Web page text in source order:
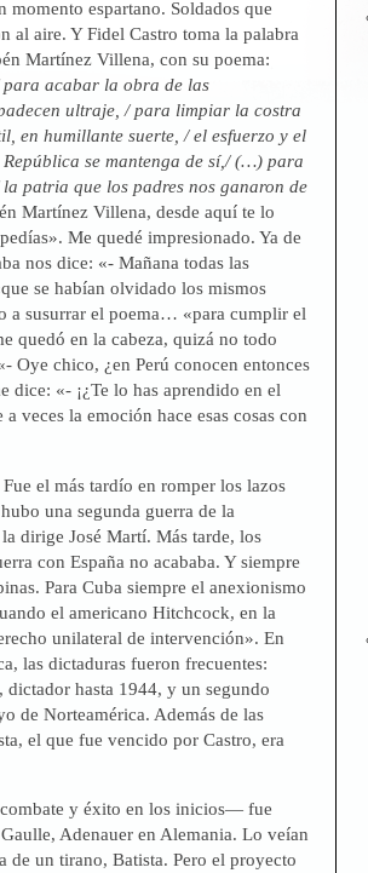
espartano. Soldados que
al aire. Y Fidel Castro toma la palabra
Martínez Villena, con su poema:
acabar la obra de las
ultraje, / para limpiar la costra
humillante suerte, / el esfuerzo y el
se mantenga de sí,/ (…) para
patria que los padres nos ganaron de
Martínez Villena, desde aquí te lo
Me quedé impresionado. Ya de
nos dice: «- Mañana todas las
se habían olvidado los mismos
a susurrar el poema… «para cumplir el
quedó en la cabeza, quizá no todo
Oye chico, ¿en Perú conocen entonces
dice: «- ¡¿Te lo has aprendido en el
veces la emoción hace esas cosas con
el más tardío en romper los lazos
una segunda guerra de la
dirige José Martí. Más tarde, los
con España no acababa. Y siempre
Para Cuba siempre el anexionismo
el americano Hitchcock, en la
unilateral de intervención». En
las dictaduras fueron frecuentes:
hasta 1944, y un segundo
de Norteamérica. Además de las
el que fue vencido por Castro, era
y éxito en los inicios— fue
Adenauer en Alemania. Lo veían
de un tirano, Batista. Pero el proyecto